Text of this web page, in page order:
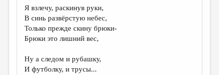
НОВОСТИ
ПРАВИЛА САЙТА
ИЗБРАННОЕ
Я взлечу, раскинув руки,
В синь развёрстую небес,
Только прежде скину брюки-
Брюки это лишний вес,
Ну а следом и рубашку,
И футболку, и трусы...